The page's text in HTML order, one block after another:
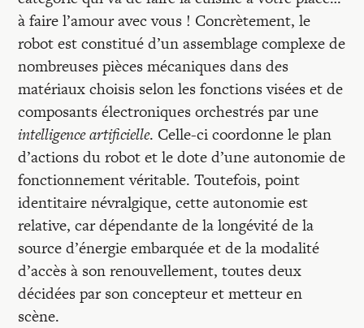
à faire l’amour avec vous ! Concrètement, le
robot est constitué d’un assemblage complexe de
nombreuses pièces mécaniques dans des
matériaux choisis selon les fonctions visées et de
composants électroniques orchestrés par une
intelligence artificielle. Celle-ci coordonne le plan
d’actions du robot et le dote d’une autonomie de
fonctionnement véritable. Toutefois, point
identitaire névralgique, cette autonomie est
relative, car dépendante de la longévité de la
source d’énergie embarquée et de la modalité
d’accès à son renouvellement, toutes deux
décidées par son concepteur et metteur en
scène.